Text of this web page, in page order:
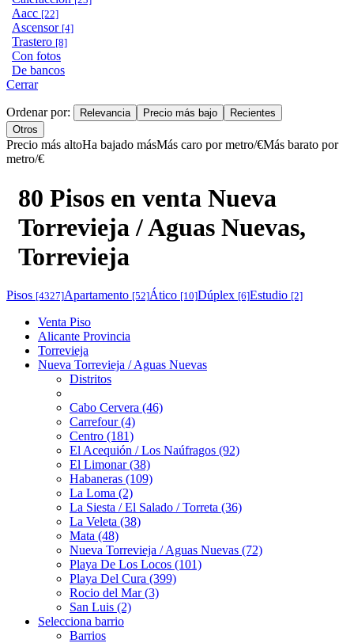
Aacc [22]
Ascensor [4]
Trastero [8]
Con fotos
De bancos
Cerrar
Ordenar por: Relevancia Precio más bajo
Recientes
Otros
Precio más altoHa bajado másMás caro por metro/€Más barato por
metro/€
80 Pisos en venta Nueva
Torrevieja / Aguas Nuevas,
Torrevieja
Pisos [4327]Apartamento [52]Ático [10]Dúplex [6]Estudio [2]
Venta Piso
Alicante Provincia
Torrevieja
Nueva Torrevieja / Aguas Nuevas
Distritos
Cabo Cervera (46)
Carrefour (4)
Centro (181)
El Acequión / Los Naúfragos (92)
El Limonar (38)
Habaneras (109)
La Loma (2)
La Siesta / El Salado / Torreta (36)
La Veleta (38)
Mata (48)
Nueva Torrevieja / Aguas Nuevas (72)
Playa De Los Locos (101)
Playa Del Cura (399)
Rocio del Mar (3)
San Luis (2)
Selecciona barrio
Barrios